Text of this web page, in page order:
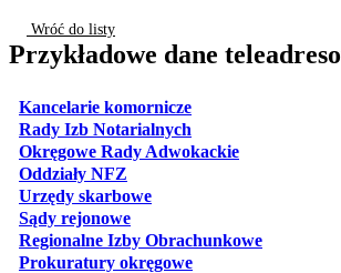
Wróć do listy
Przykładowe dane
Kancelarie komorniczeotwiera się w nowej
Rady Izb Notarialnych
Okręgowe Rady Adwokackieotwiera się w
Oddziały NFZ
Urzędy skarboweotwiera się w nowej karcie
Sądy rejonoweotwiera się w nowej karcie
Regionalne Izby Obrachunkoweotwiera
Prokuratury okręgoweotwiera się w nowej